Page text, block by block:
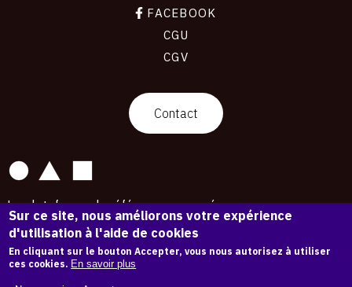
FACEBOOK
CGU
CGV
Contact
La plateforme de référence pour créer,
conserver et promouvoir l'Histoire de l'Art.
Des catalogues raisonnés aux archives
d'expositions.
43 182 œuvres d'art — 7 586 expositions
Sur ce site, nous améliorons votre expérience
d'utilisation à l'aide de cookies
En cliquant sur le bouton Accepter, vous nous autorisez à utiliser
ces cookies. En savoir plus